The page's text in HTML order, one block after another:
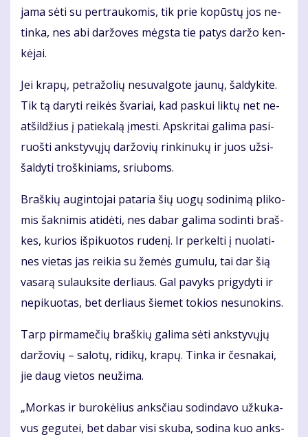
ja­ma sė­ti su per­trau­ko­mis, tik prie ko­pūs­tų jos ne­
tin­ka, nes abi dar­žo­ves mėgs­ta tie pa­tys dar­žo ken­
kė­jai.
Jei kra­pų, pet­ra­žo­lių ne­su­val­go­te jau­nų, šal­dy­ki­te.
Tik tą da­ry­ti rei­kės šva­riai, kad pas­kui lik­tų net ne­
at­šil­džius į pa­tie­ka­lą įmes­ti. Ap­skri­tai ga­li­ma pa­si­
ruoš­ti anks­ty­vų­jų dar­žo­vių rin­ki­nu­kų ir juos už­si­
šal­dy­ti troš­ki­niams, sriu­boms.
Braš­kių au­gin­to­jai pa­ta­ria šių uo­gų so­di­ni­mą pli­ko­
mis šak­ni­mis ati­dė­ti, nes da­bar ga­li­ma so­din­ti braš­
kes, ku­rios iš­pi­kuo­tos ru­de­nį. Ir per­kel­ti į nuo­la­ti­
nes vie­tas jas rei­kia su že­mės gu­mu­lu, tai dar šią
va­sa­rą su­lauk­si­te der­liaus. Gal pa­vyks pri­gy­dy­ti ir
ne­pi­kuo­tas, bet der­liaus šie­met to­kios ne­su­no­kins.
Tarp pir­ma­me­čių braš­kių ga­li­ma sė­ti anks­ty­vų­jų
dar­žo­vių – sa­lo­tų, ri­di­kų, kra­pų. Tin­ka ir čes­na­kai,
jie daug vie­tos ne­už­ima.
„Mor­kas ir bu­ro­kė­lius anks­čiau so­din­da­vo už­ku­ka­
vus ge­gu­tei, bet da­bar vi­si sku­ba, so­di­na kuo anks­